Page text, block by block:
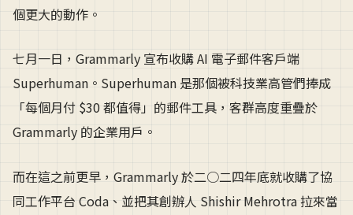
個更大的動作。
七月一日，Grammarly 宣布收購 AI 電子郵件客戶端
Superhuman。Superhuman 是那個被科技業高管們捧成
「每個月付 $30 都值得」的郵件工具，客群高度重疊於
Grammarly 的企業用戶。
而在這之前更早，Grammarly 於二○二四年底就收購了協
同工作平台 Coda、並把其創辦人 Shishir Mehrotra 拉來當